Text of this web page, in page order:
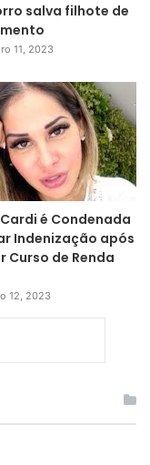
salva filhote de
11, 2023
é Condenada
Indenização após
Curso de Renda
12, 2023